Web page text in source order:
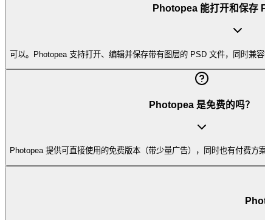
Photopea 能打开和保存
可以。Photopea 支持打开、编辑并保存带有图层的 PSD 文件，同时兼
Photopea 是免费的吗？
Photopea 提供可直接使用的免费版本（带少量广告），同时也有付费方